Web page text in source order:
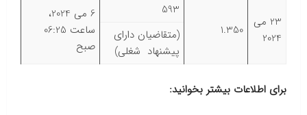
23 می
2024
1.350
593
6 می 2024،
ساعت 06:25
صبح
(متقاضیان دارای
پیشنهاد شغلی)
برای اطلاعات بیشتر بخوانید: